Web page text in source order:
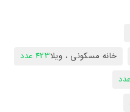
خانه مسکونی ، ویلا423 عدد